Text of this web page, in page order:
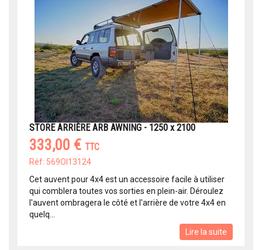
STORE ARRIÈRE ARB AWNING - 1250 x 2100
333,00 € TTC
Réf: 569OI13124
Cet auvent pour 4x4 est un accessoire facile à utiliser
qui comblera toutes vos sorties en plein-air. Déroulez
l'auvent ombragera le côté et l'arrière de votre 4x4 en
quelq...
Lire la suite